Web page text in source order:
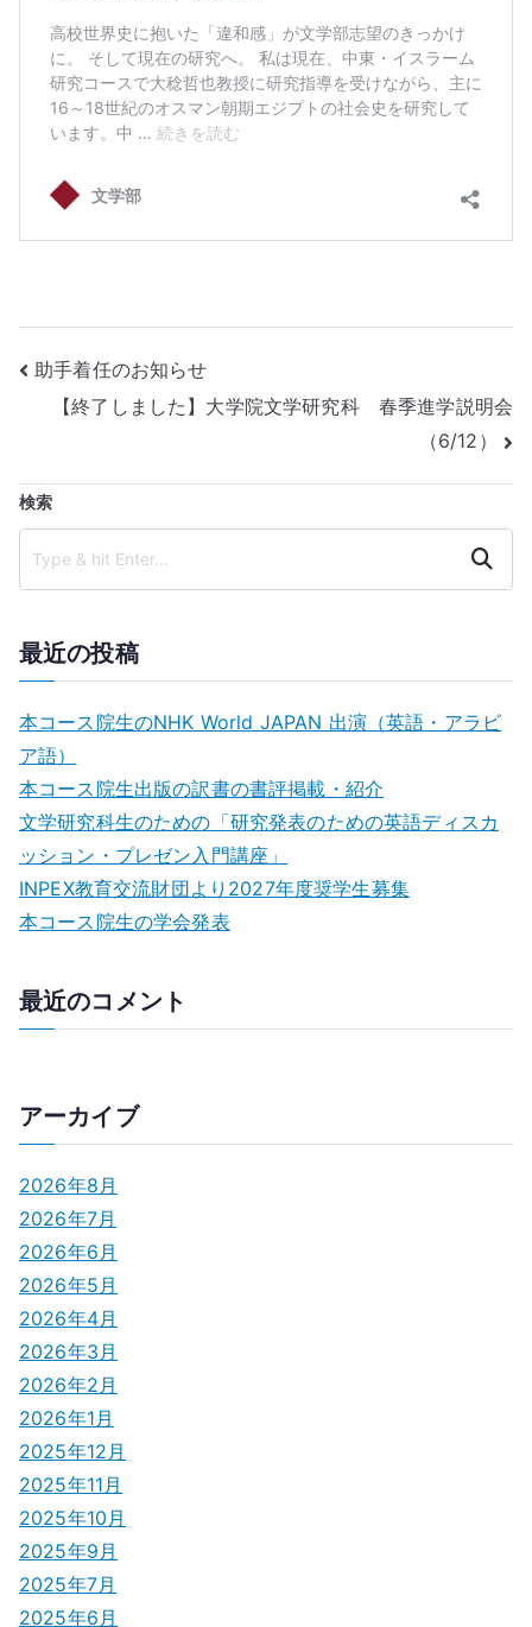
投
ナ
ビ
ゲ
シ
ョ
ン
助手着任のお知らせ
【終了しました】大学院文学研究科 春季進学説明会
（6/12）
検索
Search
最近の投稿
本コース院生のNHK World JAPAN 出演（英語・アラビ
ア語）
本コース院生出版の訳書の書評掲載・紹介
文学研究科生のための「研究発表のための英語ディスカ
ッション・プレゼン⼊⾨講座」
INPEX教育交流財団より2027年度奨学生募集
本コース院生の学会発表
最近のコメント
アーカイブ
2026年8月
2026年7月
2026年6月
2026年5月
2026年4月
2026年3月
2026年2月
2026年1月
2025年12月
2025年11月
2025年10月
2025年9月
2025年7月
2025年6月